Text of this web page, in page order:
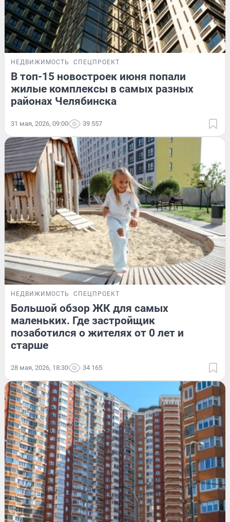
НЕДВИЖИМОСТЬ СПЕЦПРОЕКТ
В топ-15 новостроек июня попали
жилые комплексы в самых разных
районах Челябинска
31 мая, 2026, 09:00 39 557
НЕДВИЖИМОСТЬ СПЕЦПРОЕКТ
Большой обзор ЖК для самых
маленьких. Где застройщик
позаботился о жителях от 0 лет и
старше
28 мая, 2026, 18:30 34 165